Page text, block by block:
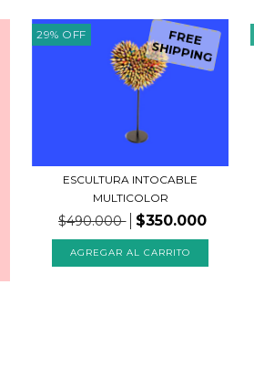
29% OFF FREE
SHIPPING
ESCULTURA INTOCABLE
MULTICOLOR
$490.000 $350.000